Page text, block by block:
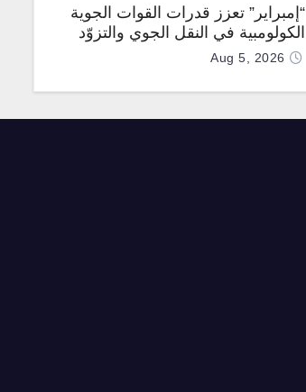
“إمبراير” تعزز قدرات القوات الجوية
الكولومبية في النقل الجوي والتزوّد
بالوقود جوًا من خلال تزويدها بطائرتي
Aug 5, 2026